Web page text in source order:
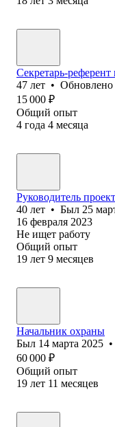
Секретарь-референт
47 лет • Обновлено
15 000 ₽
Общий опыт
4 года 4 месяца
Руководитель
40 лет • Был 25
16 февраля 2023
Не ищет работу
Общий опыт
19 лет 9 месяцев
Начальник охраны
Был 14 марта 2025 •
60 000 ₽
Общий опыт
19 лет 11 месяцев